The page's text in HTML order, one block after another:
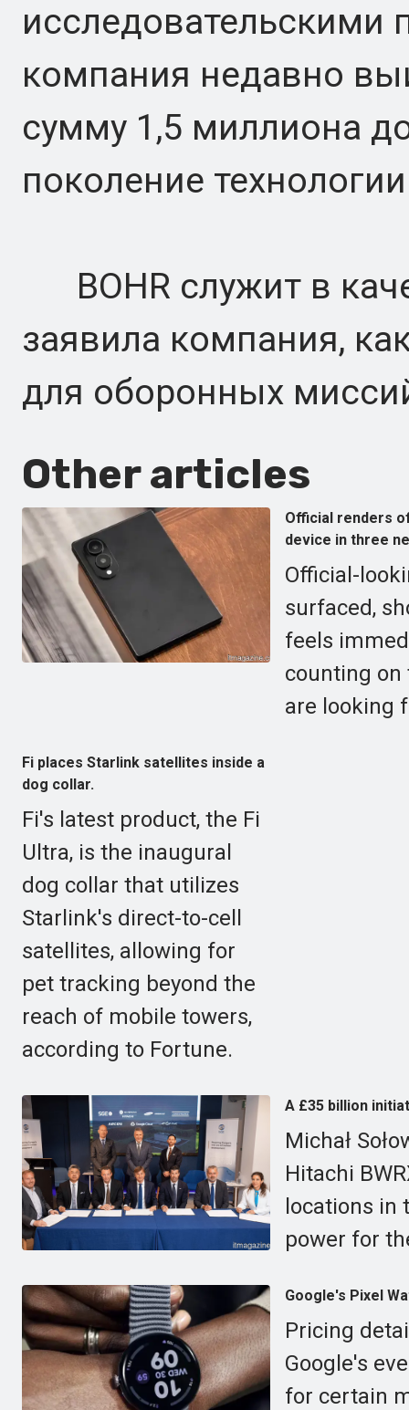
исследовательскими
компания недавно
сумму 1,5 миллиона
поколение
BOHR служит в
заявила компания,
для оборонных
Other articles
Official renders
device in three
Official-
surfaced,
feels
counting
are looking
Fi places Starlink satellites inside a
dog collar.
Fi's latest product, the Fi
Ultra, is the inaugural
dog collar that utilizes
Starlink's direct-to-cell
satellites, allowing for
pet tracking beyond the
reach of mobile towers,
according to Fortune.
A £35 billion
Michał
Hitachi
locations in
power for
Google's Pixel
Pricing
Google's
for certain